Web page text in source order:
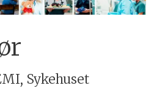
Sykehuset